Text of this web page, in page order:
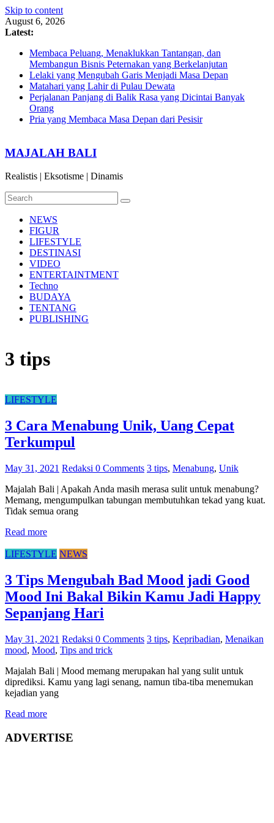
Skip to content
August 6, 2026
Latest:
Membaca Peluang, Menaklukkan Tantangan, dan
Membangun Bisnis Peternakan yang Berkelanjutan
Lelaki yang Mengubah Garis Menjadi Masa Depan
Matahari yang Lahir di Pulau Dewata
Perjalanan Panjang di Balik Rasa yang Dicintai Banyak
Orang
Pria yang Membaca Masa Depan dari Pesisir
MAJALAH BALI
Realistis | Eksotisme | Dinamis
NEWS
FIGUR
LIFESTYLE
DESTINASI
VIDEO
ENTERTAINTMENT
Techno
BUDAYA
TENTANG
PUBLISHING
3 tips
LIFESTYLE
3 Cara Menabung Unik, Uang Cepat
Terkumpul
May 31, 2021 Redaksi 0 Comments 3 tips, Menabung, Unik
Majalah Bali | Apakah Anda masih merasa sulit untuk menabung?
Memang, mengumpulkan tabungan membutuhkan tekad yang kuat.
Tidak semua orang
Read more
LIFESTYLE NEWS
3 Tips Mengubah Bad Mood jadi Good
Mood Ini Bakal Bikin Kamu Jadi Happy
Sepanjang Hari
May 31, 2021 Redaksi 0 Comments 3 tips, Kepribadian, Menaikan
mood, Mood, Tips and trick
Majalah Bali | Mood memang merupakan hal yang sulit untuk
diprediksi. Kamu yang lagi senang, namun tiba-tiba menemukan
kejadian yang
Read more
ADVERTISE